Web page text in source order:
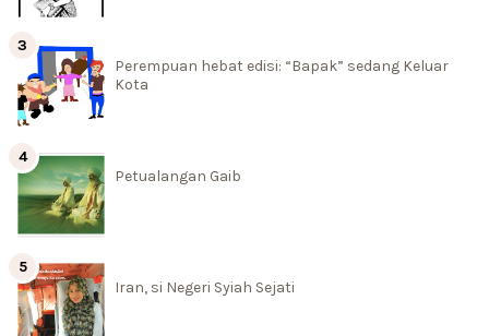
Perempuan hebat edisi: “Bapak” sedang Keluar
Kota
Petualangan Gaib
Iran, si Negeri Syiah Sejati